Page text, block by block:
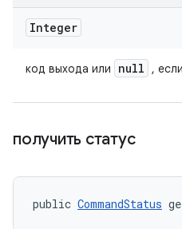
Integer
код выхода или null ,
получить статус
public CommandStatus